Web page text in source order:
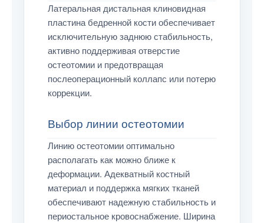
Латеральная дистальная клиновидная
пластина бедренной кости обеспечивает
исключительную заднюю стабильность,
активно поддерживая отверстие
остеотомии и предотвращая
послеоперационный коллапс или потерю
коррекции.
Выбор линии остеотомии
Линию остеотомии оптимально
располагать как можно ближе к
деформации. Адекватный костный
материал и поддержка мягких тканей
обеспечивают надежную стабильность и
периостальное кровоснабжение. Ширина